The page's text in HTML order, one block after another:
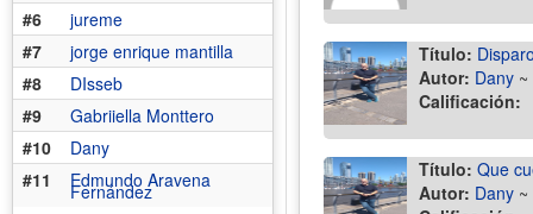
#6
jureme
#7
jorge enrique mantilla
#8
DIsseb
#9
Gabriiella Monttero
#10
Dany
#11
Edmundo Aravena
Fernández
Título:
Autor: Dany ~
Calificación:
Título: Que
Autor: Dany ~